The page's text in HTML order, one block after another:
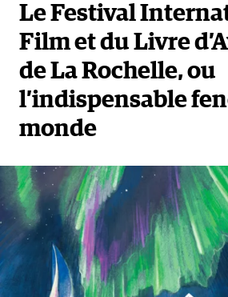
Le Festival
Film et du Livre
de La Rochelle, ou
l’indispensable
monde